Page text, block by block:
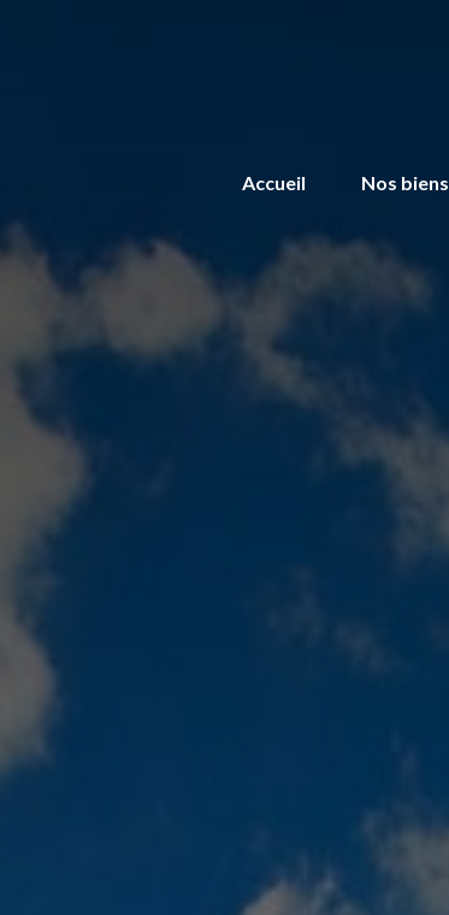
Accueil Nos biens